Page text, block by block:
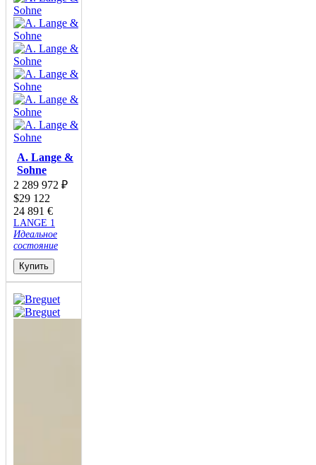
A. Lange &
Sohne
2 289 972 ₽
$29 122
24 891 €
LANGE 1
Идеальное
состояние
Купить